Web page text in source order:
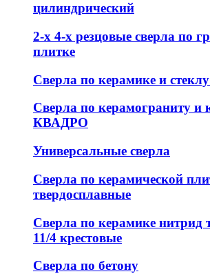
цилиндрический
2-х 4-х резцовые сверла по
плитке
Сверла по керамике и
Сверла по керамограниту и
КВАДРО
Универсальные сверла
Сверла по керамической
твердосплавные
Сверла по керамике нитрид
11/4 крестовые
Сверла по бетону